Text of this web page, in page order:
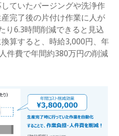
ていたパージングや洗浄作
完了後の片付け作業に人が
り6.3時間削減できると見込
算すると、時給3,000円、年
件費で年間約380万円の削減